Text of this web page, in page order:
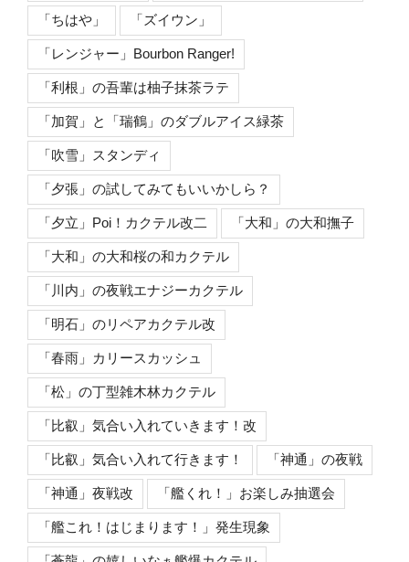
「ちはや」 「ズイウン」
「レンジャー」Bourbon Ranger!
「利根」の吾輩は柚子抹茶ラテ
「加賀」と「瑞鶴」のダブルアイス緑茶
「吹雪」スタンディ
「夕張」の試してみてもいいかしら？
「夕立」Poi！カクテル改二 「大和」の大和撫子
「大和」の大和桜の和カクテル
「川内」の夜戦エナジーカクテル
「明石」のリペアカクテル改
「春雨」カリースカッシュ
「松」の丁型雑木林カクテル
「比叡」気合い入れていきます！改
「比叡」気合い入れて行きます！ 「神通」の夜戦
「神通」夜戦改 「艦くれ！」お楽しみ抽選会
「艦これ！はじまります！」発生現象